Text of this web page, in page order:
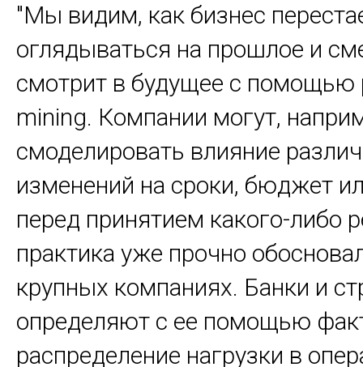
"Мы видим, как бизнес
оглядываться на прошлое и
смотрит в будущее с помощью
mining. Компании могут,
смоделировать влияние
изменений на сроки, бюджет
перед принятием какого-либо
практика уже прочно
крупных компаниях. Банки и
определяют с ее помощью
распределение нагрузки в